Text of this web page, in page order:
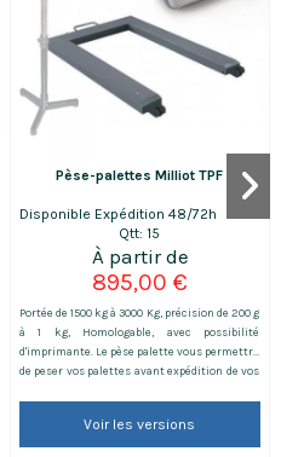
Pèse-palettes Milliot TPF
Disponible Expédition 48/72h
Qtt: 15
895,00 €
Portée de 1500 kg à 3000 Kg, précision de 200 g
à 1 kg, Homologable, avec possibilité
d'imprimante. Le pèse palette vous permettra
de peser vos palettes avant expédition de vos
sa poignée. Vous pourrez le ranger dans un
coin de votre zone logistique avec aisance.
Voir les versions